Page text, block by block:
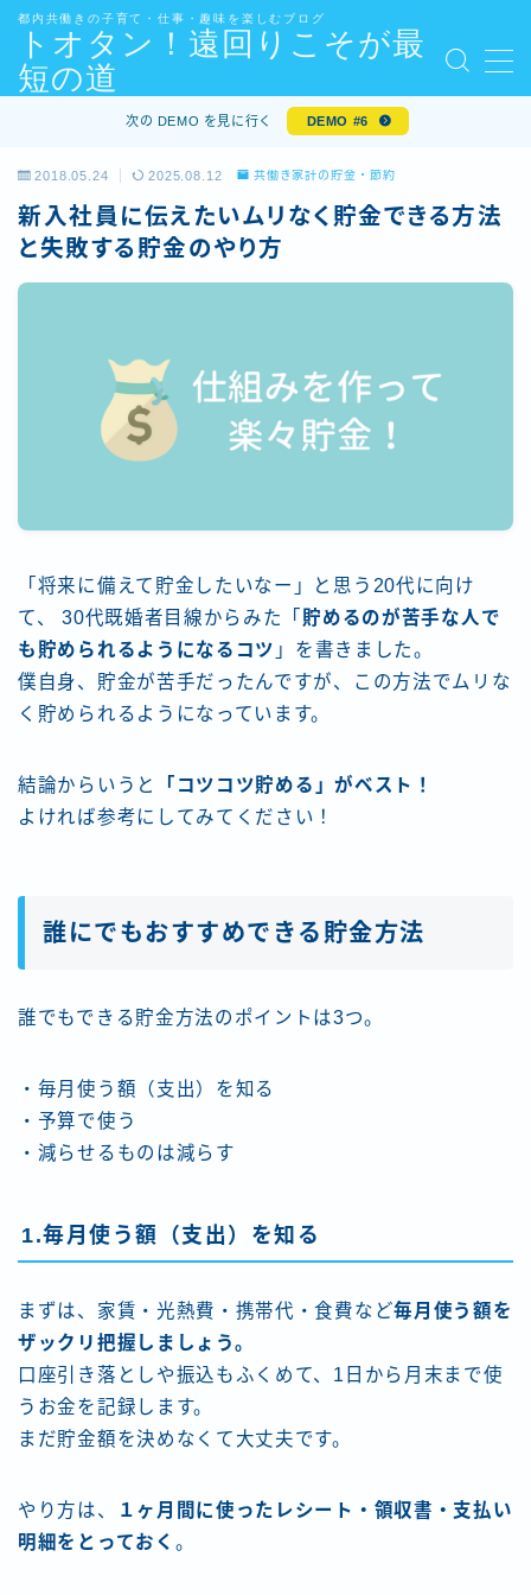
トオタン！遠回りこそが最
短の道
都内共働きの子育て・仕事・趣味を楽しむブログ
MENU
kindle・kindle unlimited のおすすめまとめ
[体験談]30代エンジニアが年収アップ転職を成功させる
お問い合わせ
お問い合わせ・ご依頼について
サイトマップ – 3つのテーマ
プライバシーポリシー
プロフィール
免責事項
内部リンク
第1回のざわナイト！パパママブロガー・アフィリエイ
ターのための子連れ作業会
運営者情報
次の DEMO を見に行く DEMO #6
2018.05.24 2025.08.12 共働き家計の貯金・節約
新入社員に伝えたいムリなく貯金できる方法
と失敗する貯金のやり方
「将来に備えて貯金したいなー」と思う20代に向け
て、 30代既婚者目線からみた「 貯めるのが苦手な人で
も貯められるようになるコツ 」を書きました。
僕自身、貯金が苦手だったんですが、この方法でムリな
く貯められるようになっています。
結論からいうと
「コツコツ貯める」がベスト！
よければ参考にしてみてください！
誰にでもおすすめできる貯金方法
誰でもできる貯金方法のポイントは3つ。
・毎月使う額（支出）を知る
・予算で使う
・減らせるものは減らす
1.毎月使う額（支出）を知る
まずは、家賃・光熱費・携帯代・食費など毎月使う額を
ザックリ把握しましょう。
口座引き落としや振込もふくめて、1日から月末まで使
うお金を記録します。
まだ貯金額を決めなくて大丈夫です。
やり方は、
１ヶ月間に使ったレシート・領収書・支払い
明細をとっておく 。